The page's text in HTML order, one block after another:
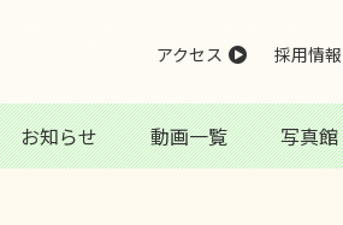
お知らせ 動画一覧 写真館
アクセス 採用情報